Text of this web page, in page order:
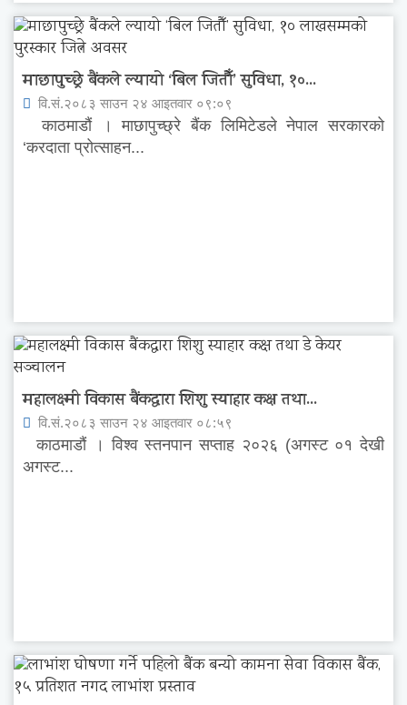
माछापुच्छ्रे बैंकले ल्यायो ‘बिल जितौँ’ सुविधा, १०...
वि.सं.२०८३ साउन २४ आइतवार ०९:०९
काठमाडौं । माछापुच्छ्रे बैंक लिमिटेडले नेपाल सरकारको
‘करदाता प्रोत्साहन...
महालक्ष्मी विकास बैंकद्धारा शिशु स्याहार कक्ष तथा...
वि.सं.२०८३ साउन २४ आइतवार ०८:५९
काठमाडौं । विश्व स्तनपान सप्ताह २०२६ (अगस्ट ०१ देखी
अगस्ट...